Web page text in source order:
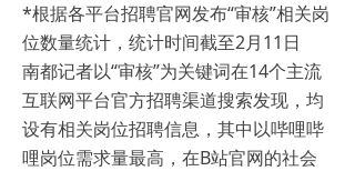
*根据各平台招聘官网发布“审核”相关岗
位数量统计，统计时间截至2月11日
南都记者以“审核”为关键词在14个主流
互联网平台官方招聘渠道搜索发现，均
设有相关岗位招聘信息，其中以哔哩哔
哩岗位需求量最高，在B站官网的社会